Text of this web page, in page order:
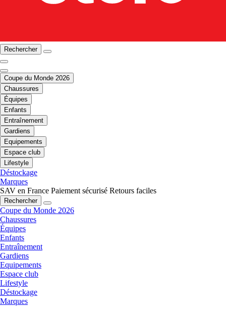
Rechercher
Coupe du Monde 2026
Chaussures
Équipes
Enfants
Entraînement
Gardiens
Equipements
Espace club
Lifestyle
Déstockage
Marques
SAV en France Paiement sécurisé Retours faciles
Rechercher
Coupe du Monde 2026
Chaussures
Équipes
Enfants
Entraînement
Gardiens
Equipements
Espace club
Lifestyle
Déstockage
Marques